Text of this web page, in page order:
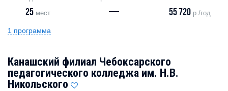
25 мест — 55 720 р./год
1 программа
Канашский филиал Чебоксарского
педагогического колледжа им. Н.В.
Никольского